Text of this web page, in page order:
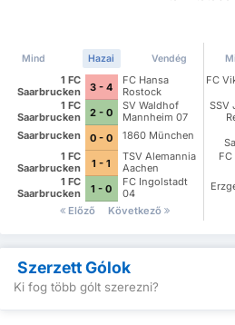
Mind Hazai Vendég
1 FC
Saarbrucken
3 - 4
FC Hansa
Rostock
1 FC
Saarbrucken
2 - 0
SV Waldhof
Mannheim 07
Saarbrucken
0 - 0
1860 München
1 FC
Saarbrucken
1 - 1
TSV Alemannia
Aachen
1 FC
Saarbrucken
1 - 0
FC Ingolstadt
04
Előző
Következő
FC
SSV
Szerzett Gólok
Ki fog több gólt szerezni?